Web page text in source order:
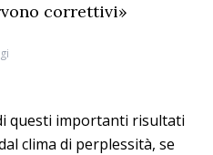
correttivi»
questi importanti risultati
clima di perplessità, se